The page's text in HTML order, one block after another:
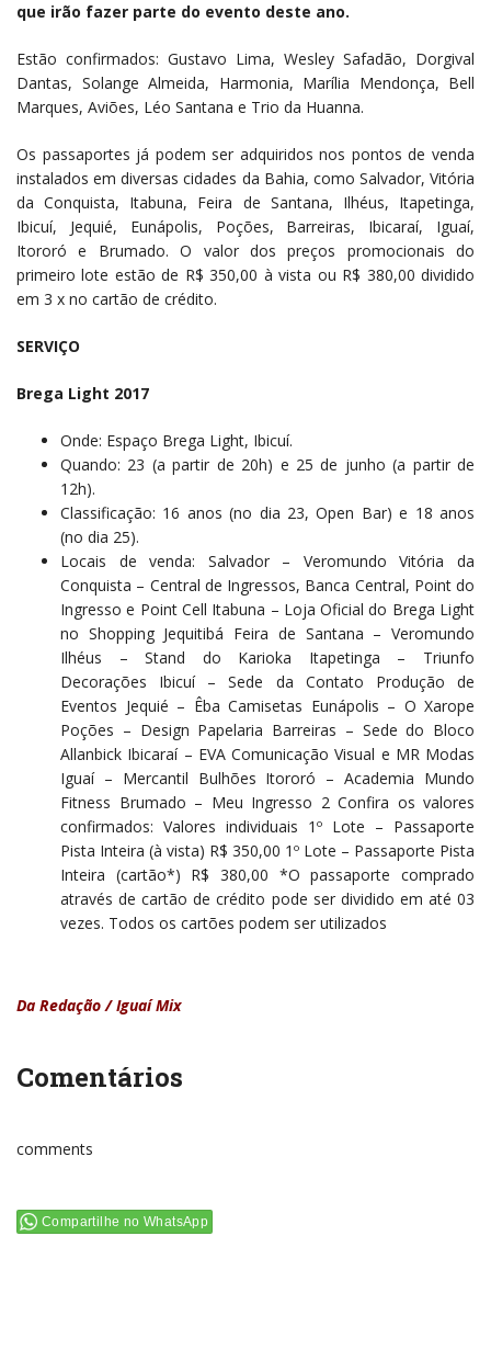
que irão fazer parte do evento deste ano.
Estão confirmados: Gustavo Lima, Wesley Safadão, Dorgival
Dantas, Solange Almeida, Harmonia, Marília Mendonça, Bell
Marques, Aviões, Léo Santana e Trio da Huanna.
Os passaportes já podem ser adquiridos nos pontos de venda
instalados em diversas cidades da Bahia, como Salvador, Vitória
da Conquista, Itabuna, Feira de Santana, Ilhéus, Itapetinga,
Ibicuí, Jequié, Eunápolis, Poções, Barreiras, Ibicaraí, Iguaí,
Itororó e Brumado. O valor dos preços promocionais do
primeiro lote estão de R$ 350,00 à vista ou R$ 380,00 dividido
em 3 x no cartão de crédito.
SERVIÇO
Brega Light 2017
Onde: Espaço Brega Light, Ibicuí.
Quando: 23 (a partir de 20h) e 25 de junho (a partir de
12h).
Classificação: 16 anos (no dia 23, Open Bar) e 18 anos
(no dia 25).
Locais de venda: Salvador – Veromundo Vitória da
Conquista – Central de Ingressos, Banca Central, Point do
Ingresso e Point Cell Itabuna – Loja Oficial do Brega Light
no Shopping Jequitibá Feira de Santana – Veromundo
Ilhéus – Stand do Karioka Itapetinga – Triunfo
Decorações Ibicuí – Sede da Contato Produção de
Eventos Jequié – Êba Camisetas Eunápolis – O Xarope
Poções – Design Papelaria Barreiras – Sede do Bloco
Allanbick Ibicaraí – EVA Comunicação Visual e MR Modas
Iguaí – Mercantil Bulhões Itororó – Academia Mundo
Fitness Brumado – Meu Ingresso 2 Confira os valores
confirmados: Valores individuais 1º Lote – Passaporte
Pista Inteira (à vista) R$ 350,00 1º Lote – Passaporte Pista
Inteira (cartão*) R$ 380,00 *O passaporte comprado
através de cartão de crédito pode ser dividido em até 03
vezes. Todos os cartões podem ser utilizados
Da Redação / Iguaí Mix
Comentários
comments
Compartilhe no WhatsApp